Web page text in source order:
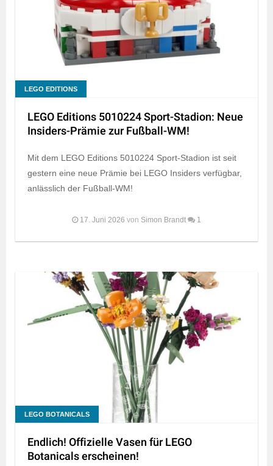
LEGO EDITIONS
LEGO Editions 5010224 Sport-Stadion: Neue
Insiders-Prämie zur Fußball-WM!
Mit dem LEGO Editions 5010224 Sport-Stadion ist seit
gestern eine neue Prämie bei LEGO Insiders verfügbar,
anlässlich der Fußball-WM!
17. Juni 2026 von Simon Brandt 1
LEGO BOTANICALS
Endlich! Offizielle Vasen für LEGO
Botanicals erscheinen!